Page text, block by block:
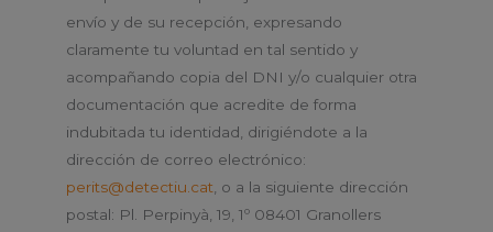
envío y de su recepción, expresando
claramente tu voluntad en tal sentido y
acompañando copia del DNI y/o cualquier otra
documentación que acredite de forma
indubitada tu identidad, dirigiéndote a la
dirección de correo electrónico:
perits@detectiu.cat , o a la siguiente dirección
postal: Pl. Perpinyà, 19, 1º 08401 Granollers